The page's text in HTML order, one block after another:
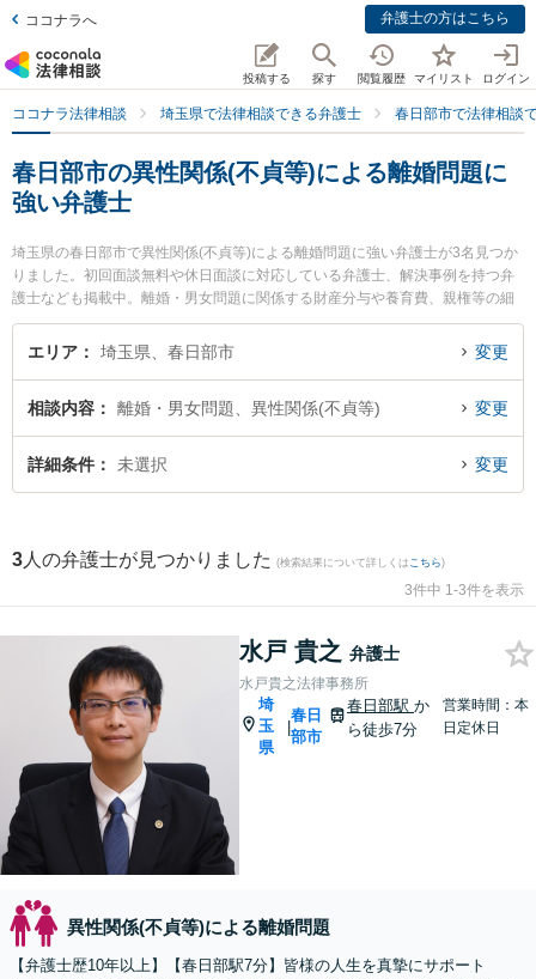
ココナラへ 弁護士の方はこちら
投稿する 探す 閲覧履歴 マイリスト ログイン
ココナラ法律相談 埼玉県で法律相談できる弁護士 春日部市で法律相談
春日部市の異性関係(不貞等)による離婚問題に
強い弁護士
埼玉県の春日部市で異性関係(不貞等)による離婚問題に強い弁護士が3名見つか
りました。初回面談無料や休日面談に対応している弁護士、解決事例を持つ弁
護士なども掲載中。離婚・男女問題に関係する財産分与や養育費、親権等の細
かな分野での絞り込み検索もでき便利です。特に水戸貴之法律事務所の水戸 貴
之弁護士や南桜井法律事務所の林 優樹弁護士、やまぐち法律事務所の山口 翔一
すぐに弁護士に相談したい』『異性関係(不貞等)による離婚問題のトラブル解決
の実績豊富な近くの弁護士を検索したい』『初回相談無料で異性関係(不貞等)に
よる離婚問題を法律相談できる春日部市内の弁護士に相談予約したい』などで
エリア 埼玉県、春日部市 変更
相談内容 離婚・男女問題、異性関係(不貞等) 変更
詳細条件 未選択 変更
3 人の弁護士が見つかりました (検索結果について詳しくは こちら)
3件中 1-3件を表示
水戸 貴之 弁護士
水戸貴之法律事務所
埼
玉
県
|
春日
部市
春日部駅か
ら徒歩7分
営業時間：本
日定休日
異性関係(不貞等)による離婚問題
【弁護士歴10年以上】【春日部駅7分】皆様の人生を真摯にサポート